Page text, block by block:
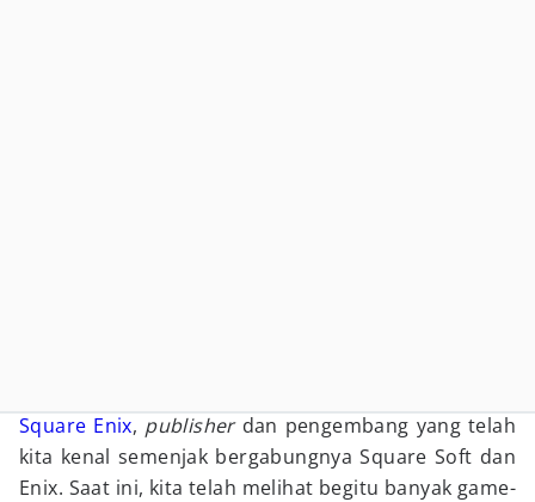
Square Enix, publisher dan pengembang yang telah
kita kenal semenjak bergabungnya Square Soft dan
Enix. Saat ini, kita telah melihat begitu banyak game-